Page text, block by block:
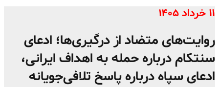
۱۱ خرداد ۱۴۰۵
روایت‌های متضاد از درگیری‌ها؛ ادعای
سنتکام درباره حمله به اهداف ایرانی،
ادعای سپاه درباره پاسخ تلافی‌جویانه